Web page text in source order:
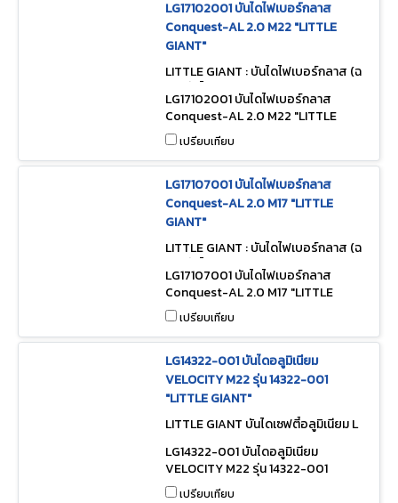
LG17102001 บันไดไฟเบอร์กลาส
Conquest-AL 2.0 M22 "LITTLE
GIANT"
LITTLE GIANT : บันไดไฟเบอร์กลาส (ฉ
นวนกันไฟ) LG17102001
LG17102001 บันไดไฟเบอร์กลาส
Conquest-AL 2.0 M22 "LITTLE
GIANT"เปรียบเทียบ
LG17107001 บันไดไฟเบอร์กลาส
Conquest-AL 2.0 M17 "LITTLE
GIANT"
LITTLE GIANT : บันไดไฟเบอร์กลาส (ฉ
นวนกันไฟ) LG17107001
LG17107001 บันไดไฟเบอร์กลาส
Conquest-AL 2.0 M17 "LITTLE
GIANT"เปรียบเทียบ
LG14322-001 บันไดอลูมิเนียม
VELOCITY M22 รุ่น 14322-001
"LITTLE GIANT"
LITTLE GIANT บันไดเซฟตี้อลูมิเนียม L
LG14322-001 บันไดอลูมิเนียม
VELOCITY M22 รุ่น 14322-001
"LITTLE GIANT"
เปรียบเทียบ